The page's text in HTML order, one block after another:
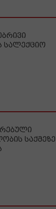
სალექციო
საქმეზე